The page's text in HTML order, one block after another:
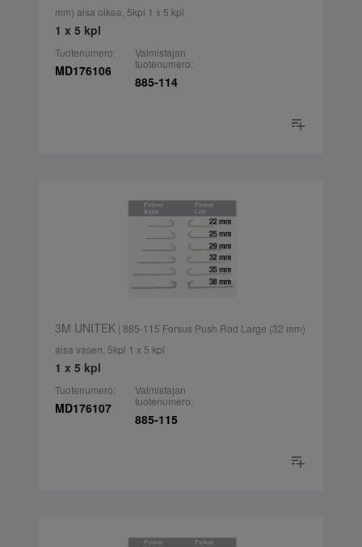
mm) aisa oikea, 5kpl 1 x 5 kpl
1 x 5 kpl
Tuotenumero:
MD176106
Valmistajan
tuotenumero:
885-114
3M UNITEK| 885-115 Forsus Push Rod Large (32 mm)
aisa vasen, 5kpl 1 x 5 kpl
1 x 5 kpl
Tuotenumero:
MD176107
Valmistajan
tuotenumero:
885-115